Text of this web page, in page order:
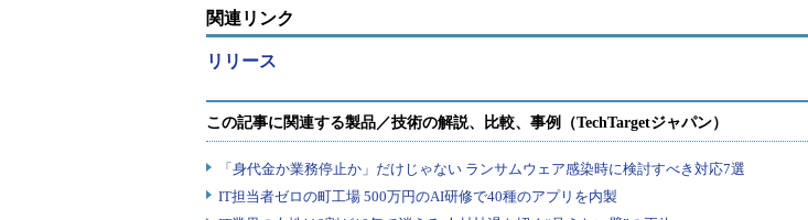
関連リンク
リリース